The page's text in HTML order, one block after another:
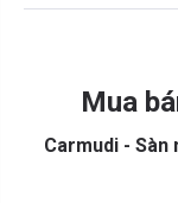
Mua
Carmudi -